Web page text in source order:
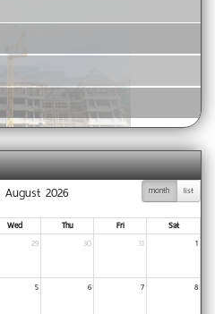
month list
August 2026
Wed Thu Fri
Sat
29 30 31 1
5 6 7 8